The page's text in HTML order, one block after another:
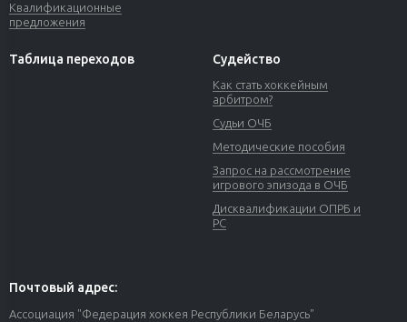
Квалификационные
предложения
Таблица переходов Судейство
Как стать хоккейным
арбитром?
Судьи ОЧБ
Методические пособия
Запрос на рассмотрение
игрового эпизода в ОЧБ
Дисквалификации ОПРБ и
РС
Почтовый адрес:
Ассоциация "Федерация хоккея Республики Беларусь"